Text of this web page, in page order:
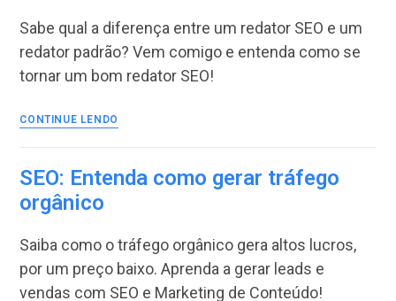
estratégias
de
Sabe qual a diferença entre um redator SEO e um
redator padrão? Vem comigo e entenda como se
tornar um bom redator SEO!
CONTINUE LENDO
que
um
redator
qual
a
SEO: Entenda como gerar tráfego
orgânico
Saiba como o tráfego orgânico gera altos lucros,
por um preço baixo. Aprenda a gerar leads e
vendas com SEO e Marketing de Conteúdo!